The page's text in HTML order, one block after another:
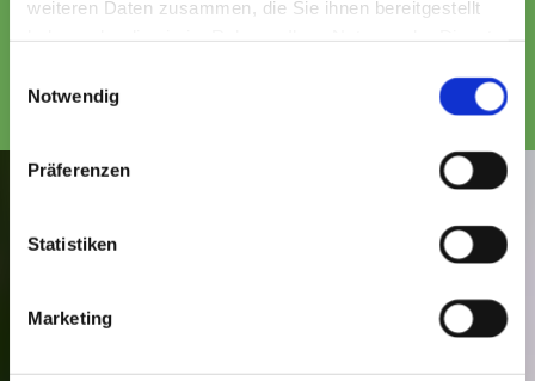
weiteren Daten zusammen, die Sie ihnen bereitgestellt
Notwendig
Präferenzen
Statistiken
Marketing
3217350